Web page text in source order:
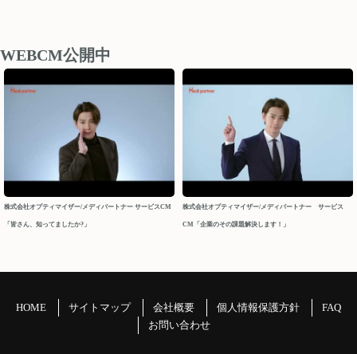
後、順次確認し対応させていただきます。
以上、ご迷惑をお掛け致しますが、どうぞよろしくお願い
申し上げます。
今後ともメディパートナーを何卒よろしくお願いいたしま
メディパートナーサポート
2026/04/10
ートでございます。
GW休業につきましてご案内申し上げます。
WEBCM公開中
株式会社オプティマイザー/メディパートナー サービスCM
「皆さん、知ってましたか?」
株式会社オプティマイザー/メディパートナー サービス
CM「企業のその課題解決します！」
HOME サイトマップ 会社概要 個人情報保護方針
FAQ
お問い合わせ